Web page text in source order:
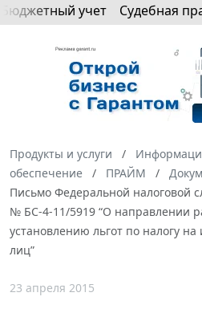
Бюджетный учет Судебная
Продукты и услуги
обеспечение
ПРАЙМ
Письмо Федеральной налоговой
№ БС-4-11/5919 “О направлении
установлению льгот по налогу
лиц”
23 апреля 2015